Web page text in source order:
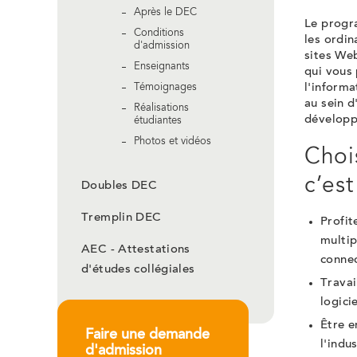
Après le DEC
Conditions
d'admission
Enseignants
Témoignages
Réalisations
étudiantes
Photos et vidéos
Doubles DEC
Tremplin DEC
AEC - Attestations
d'études collégiales
Faire une demande
d'admission
Le
les
sites
qui vous
au sein
Être